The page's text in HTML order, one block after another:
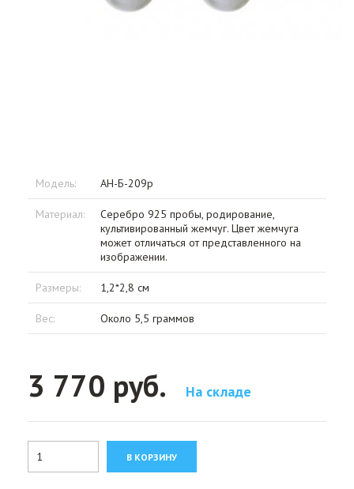
Модель: АН-Б-209р
Материал:
Серебро 925 пробы, родирование,
культивированный жемчуг. Цвет жемчуга
может отличаться от представленного на
изображении.
Размеры: 1,2*2,8 см
Вес: Около 5,5 граммов
3 770 руб. На складе